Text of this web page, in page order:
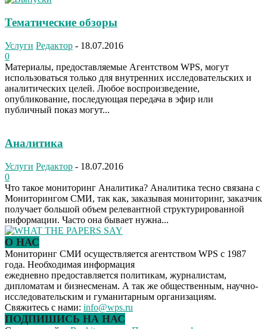
Тематические обзоры
Услуги Редактор - 18.07.2016
0
Материалы, предоставляемые Агентством WPS, могут
использоваться только для внутренних исследовательских и
аналитических целей. Любое воспроизведение,
опубликование, последующая передача в эфир или
публичный показ могут...
Аналитика
Услуги Редактор - 18.07.2016
0
Что такое мониторинг Аналитика? Аналитика тесно связана с
Мониторингом СМИ, так как, заказывая мониторинг, заказчик
получает большой объем релевантной структурированной
информации. Часто она бывает нужна...
О НАС
Мониторинг СМИ осуществляется агентством WPS с 1987
года. Необходимая информация
ежедневно предоставляется политикам, журналистам,
дипломатам и бизнесменам. А так же общественным, научно-
исследовательским и гуманитарным организациям.
Свяжитесь с нами: info@wps.ru
ПОДПИШИСЬ НА НАС